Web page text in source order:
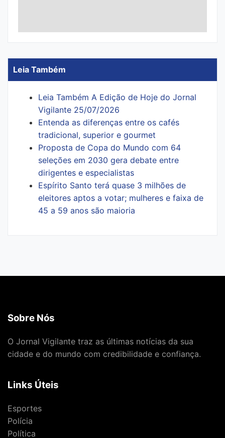
Leia Também
Leia Também A Edição de Hoje do Jornal
Vigilante 25/07/2026
Entenda as diferenças entre os cafés
tradicional, superior e gourmet
Proposta de Copa do Mundo com 64
seleções em 2030 gera debate entre
dirigentes e especialistas
Espírito Santo terá quase 3 milhões de
eleitores aptos a votar; mulheres e faixa de
45 a 59 anos são maioria
Sobre Nós
O Jornal Vigilante traz as últimas notícias da sua
cidade e do mundo com credibilidade e confiança.
Links Úteis
Esportes
Polícia
Política